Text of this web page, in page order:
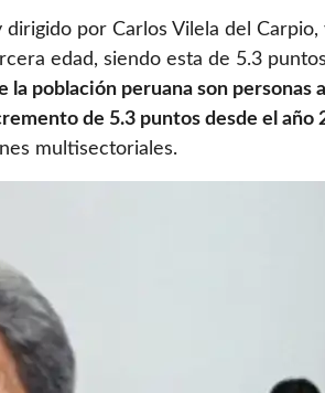
por Carlos Vilela del
edad, siendo esta de 5.3
la población peruana son
de 5.3 puntos desde el año
multisectoriales.